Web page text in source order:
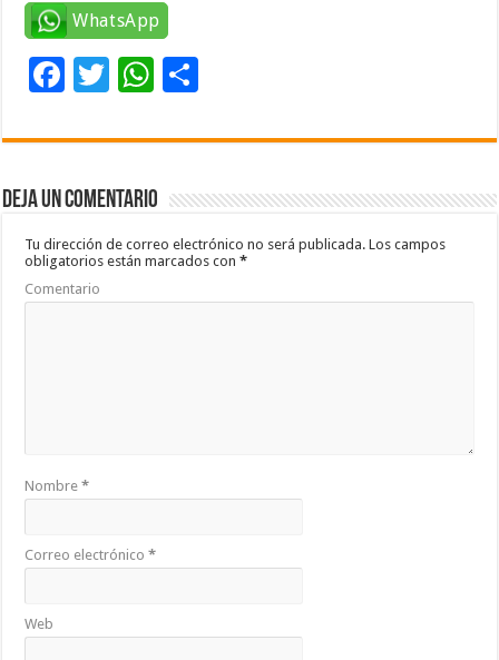
WhatsApp
F
e
b
o
o
k
T
tt
er
W
at
sA
p
p
m
ar
ti
Deja un comentario
Tu dirección de correo electrónico no será publicada. Los campos
obligatorios están marcados con*
Comentario
Nombre*
Correo electrónico*
Web